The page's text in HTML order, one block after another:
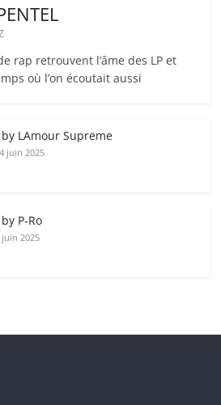
rap retrouvent l’âme des LP et
où l’on écoutait aussi
LAmour Supreme
juin 2025
P‑Ro
juin 2025